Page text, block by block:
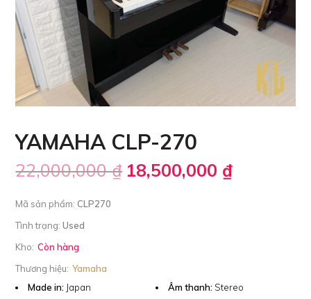
YAMAHA CLP-270
22,000,000₫ 18,500,000 ₫
Mã sản phẩm: CLP270
Tình trạng: Used
Kho: Còn hàng
Thương hiệu: Yamaha
Made in: Japan
Âm thanh: Stereo